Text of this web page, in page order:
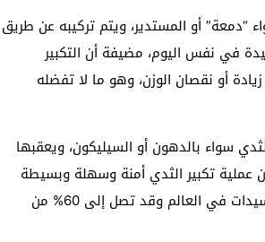
“دمعة” أو المستدير، ويتم تركيبه عن طريق
في نفس اليوم، مضيفة أن التكبير
أو نقصان الوزن، وهو ما لا تفضله
سواء بالدهون أو السيليكون، ويعقبها
عملية تكبير الثدي أمنة وسهلة وبسيطة
وليس لها أضرار، وتنفذ في وقت قصير، كما أنها أعلى نسبة إقبال من السيدات في العالم وقد تصل إلى 60% من